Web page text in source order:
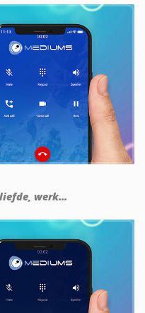
werk...